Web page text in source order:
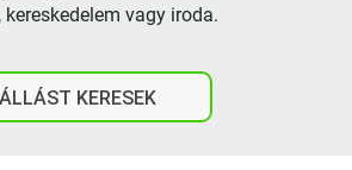
kereskedelem vagy iroda.
KERESEK